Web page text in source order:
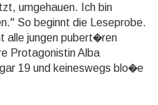
umgehauen. Ich bin
So beginnt die Leseprobe.
alle jungen pubert�ren
Protagonistin Alba
19 und keineswegs blo�e